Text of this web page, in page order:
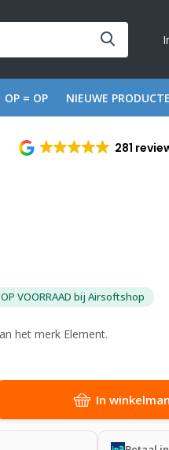
OP = OP NIEUWE
281
OP VOORRAAD bij Airsoftshop
het merk Element.
In